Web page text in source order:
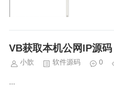
VB获取本机公网IP源码
小歆 软件源码 0
...